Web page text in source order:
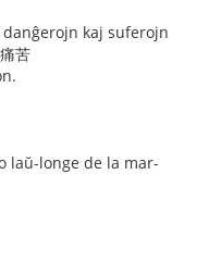
kaj suferojn
苦
laŭ-longe de la mar-